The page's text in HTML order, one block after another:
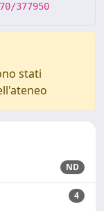
377950
stati
ND
4